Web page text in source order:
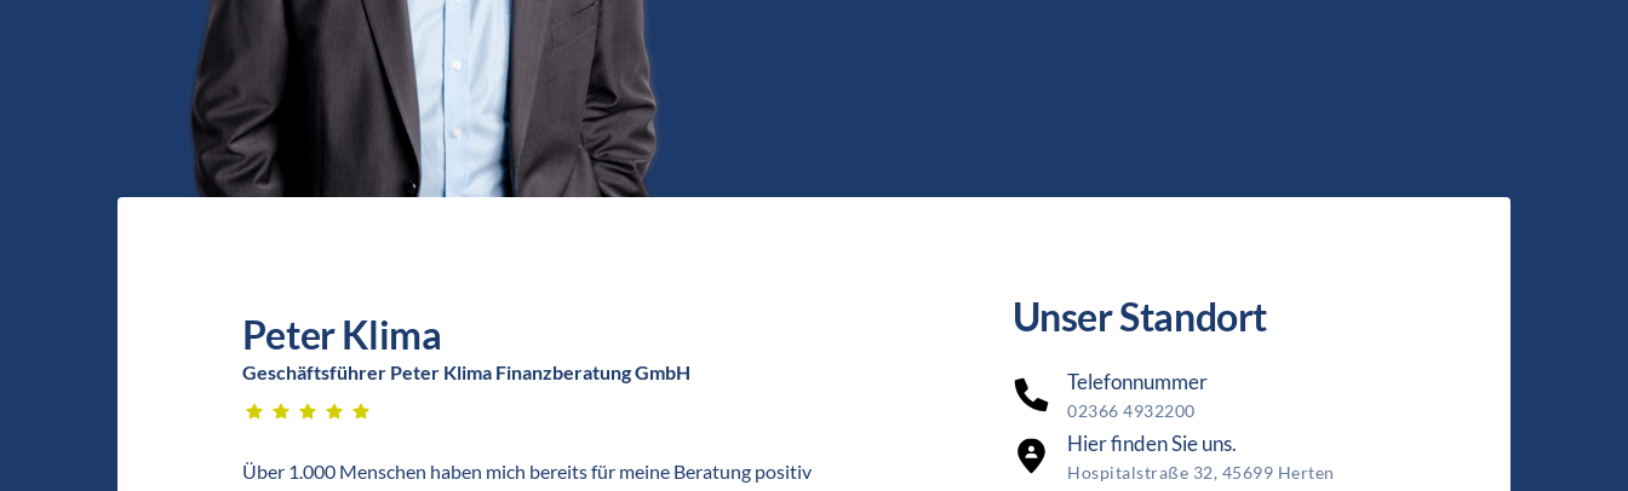
Peter Klima
Geschäftsführer Peter Klima Finanzberatung GmbH
Über 1.000 Menschen haben mich bereits für meine Beratung positiv
Unser Standort
Telefonnummer
02366 4932200
Hier finden Sie uns.
Hospitalstraße 32, 45699 Herten